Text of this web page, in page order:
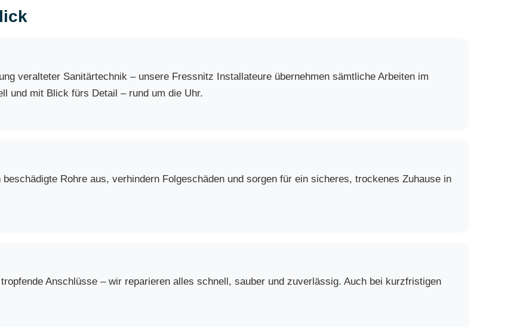
veralteter Sanitärtechnik – unsere Fressnitz Installateure übernehmen sämtliche Arbeiten im
und mit Blick fürs Detail – rund um die Uhr.
Rohre aus, verhindern Folgeschäden und sorgen für ein sicheres, trockenes Zuhause in
Anschlüsse – wir reparieren alles schnell, sauber und zuverlässig. Auch bei kurzfristigen